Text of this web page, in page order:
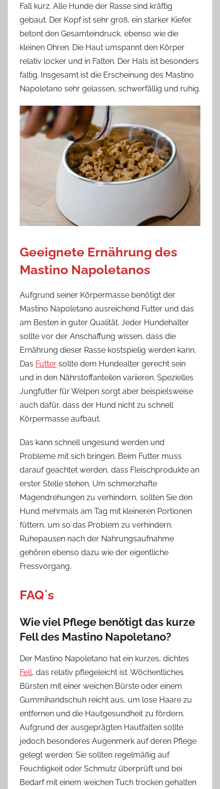
Fall kurz. Alle Hunde der Rasse sind kräftig
gebaut. Der Kopf ist sehr groß, ein starker Kiefer
betont den Gesamteindruck, ebenso wie die
kleinen Ohren. Die Haut umspannt den Körper
relativ locker und in Falten. Der Hals ist besonders
faltig. Insgesamt ist die Erscheinung des Mastino
Napoletano sehr gelassen, schwerfällig und ruhig.
Geeignete Ernährung des
Mastino Napoletanos
Aufgrund seiner Körpermasse benötigt der
Mastino Napoletano ausreichend Futter und das
am Besten in guter Qualität. Jeder Hundehalter
sollte vor der Anschaffung wissen, dass die
Ernährung dieser Rasse kostspielig werden kann.
Das Futter sollte dem Hundealter gerecht sein
und in den Nährstoffanteilen variieren. Spezielles
Jungfutter für Welpen sorgt aber beispielsweise
auch dafür, dass der Hund nicht zu schnell
Körpermasse aufbaut.
Das kann schnell ungesund werden und
Probleme mit sich bringen. Beim Futter muss
darauf geachtet werden, dass Fleischprodukte an
erster Stelle stehen. Um schmerzhafte
Magendrehungen zu verhindern, sollten Sie den
Hund mehrmals am Tag mit kleineren Portionen
füttern, um so das Problem zu verhindern.
Ruhepausen nach der Nahrungsaufnahme
gehören ebenso dazu wie der eigentliche
Fressvorgang.
FAQ`s
Wie viel Pflege benötigt das kurze
Fell des Mastino Napoletano?
Der Mastino Napoletano hat ein kurzes, dichtes
Fell, das relativ pflegeleicht ist. Wöchentliches
Bürsten mit einer weichen Bürste oder einem
Gummihandschuh reicht aus, um lose Haare zu
entfernen und die Hautgesundheit zu fördern.
Aufgrund der ausgeprägten Hautfalten sollte
jedoch besonderes Augenmerk auf deren Pflege
gelegt werden: Sie sollten regelmäßig auf
Feuchtigkeit oder Schmutz überprüft und bei
Bedarf mit einem weichen Tuch trocken gehalten